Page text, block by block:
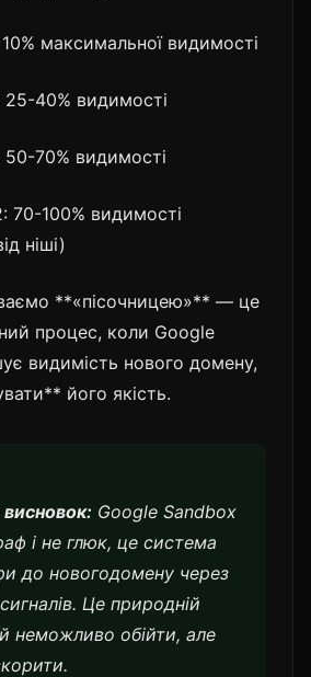
максимальної видимості
40% видимості
70% видимості
70-100% видимості
ніші)
**«пісочницею»** — це
процес, коли Google
видимість нового домену,
його якість.
Google Sandbox
і не глюк, це система
до новогодомену через
Це природній
неможливо обійти, але